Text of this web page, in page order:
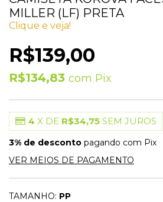
MILLER (LF) PRETA
Clique e veja!
R$139,00
R$134,83 com Pix
4 X DE R$34,75 SEM JUROS
3% de desconto pagando com Pix
VER MEIOS DE PAGAMENTO
TAMANHO: PP